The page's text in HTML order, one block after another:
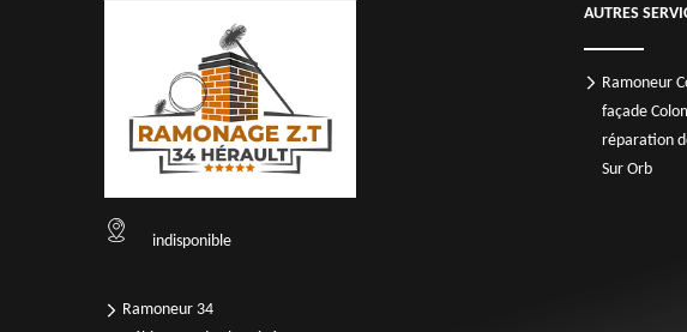
indisponible
Ramoneur 34
AUTRES
Ramoneur
façade
réparation
Sur Orb